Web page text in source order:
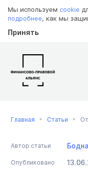
Мы используем cookie
подробнее, как мы
Принять
Главная Статьи
Автор статьи
Опубликовано